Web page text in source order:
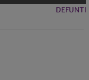
DEFUNTI